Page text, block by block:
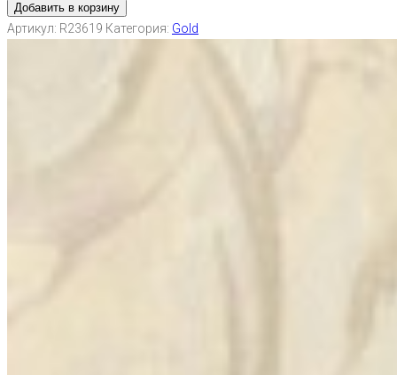
Добавить в корзину
Артикул: R23619 Категория: Gold